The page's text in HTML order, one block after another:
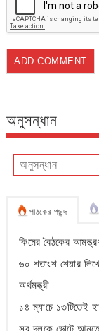
অনুসন্ধান
পাঠকের পছন্দ
কিমের বৈঠকের
৬০ শতাংশ শেয়ার লিখে
অর্থমন্ত্রী
১৪ ম্যাচে ১৩টিতেই